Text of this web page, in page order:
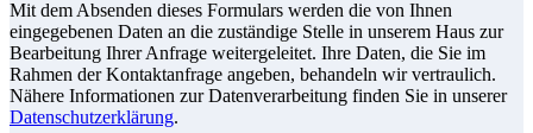
Mit dem Absenden dieses Formulars werden die von Ihnen
eingegebenen Daten an die zuständige Stelle in unserem Haus zur
Bearbeitung Ihrer Anfrage weitergeleitet. Ihre Daten, die Sie im
Rahmen der Kontaktanfrage angeben, behandeln wir vertraulich.
Nähere Informationen zur Datenverarbeitung finden Sie in unserer
Datenschutzerklärung.